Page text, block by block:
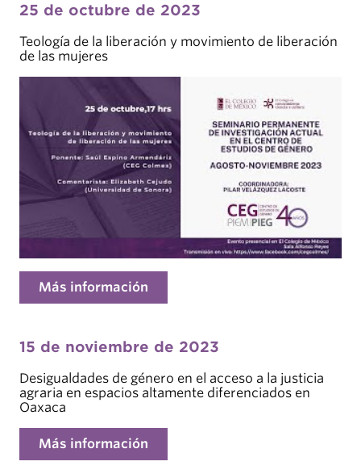
25 de octubre de 2023
Teología de la liberación y movimiento de liberación
de las mujeres
Más información
15 de noviembre de 2023
Desigualdades de género en el acceso a la justicia
agraria en espacios altamente diferenciados en
Oaxaca
Más información